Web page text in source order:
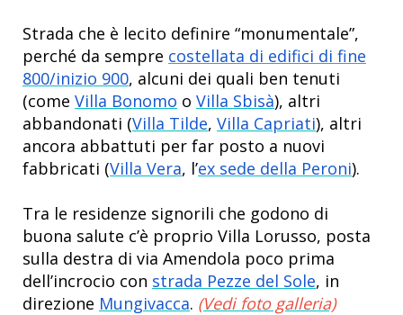
Strada che è lecito definire “monumentale”,
perché da sempre costellata di edifici di fine
800/inizio 900, alcuni dei quali ben tenuti
(come Villa Bonomo o Villa Sbisà), altri
abbandonati (Villa Tilde, Villa Capriati), altri
ancora abbattuti per far posto a nuovi
fabbricati (Villa Vera, l’ex sede della Peroni).
Tra le residenze signorili che godono di
buona salute c’è proprio Villa Lorusso, posta
sulla destra di via Amendola poco prima
dell’incrocio con strada Pezze del Sole, in
direzione Mungivacca. (Vedi foto galleria)